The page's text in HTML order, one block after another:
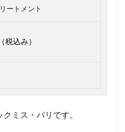
ートメント
税込み）
ミス・パリです。